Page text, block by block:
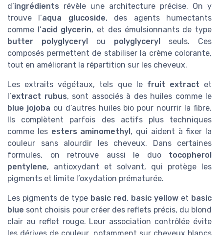
d’ingrédients révèle une architecture précise. On y
trouve l’aqua glucoside, des agents humectants
comme l’acid glycerin, et des émulsionnants de type
butter polyglyceryl
ou polyglyceryl
seuls. Ces
composés permettent de stabiliser la crème colorante,
tout en améliorant la répartition sur les cheveux.
Les extraits végétaux, tels que le fruit extract et
l’extract rubus, sont associés à des huiles comme le
blue jojoba ou d’autres huiles bio pour nourrir la fibre.
Ils complètent parfois des actifs plus techniques
comme les esters aminomethyl , qui aident à fixer la
couleur sans alourdir les cheveux. Dans certaines
formules, on retrouve aussi le duo tocopherol
pentylene, antioxydant et solvant, qui protège les
pigments et limite l’oxydation prématurée.
Les pigments de type basic red , basic yellow et basic
blue sont choisis pour créer des reflets précis, du blond
clair au reflet rouge. Leur association contrôlée évite